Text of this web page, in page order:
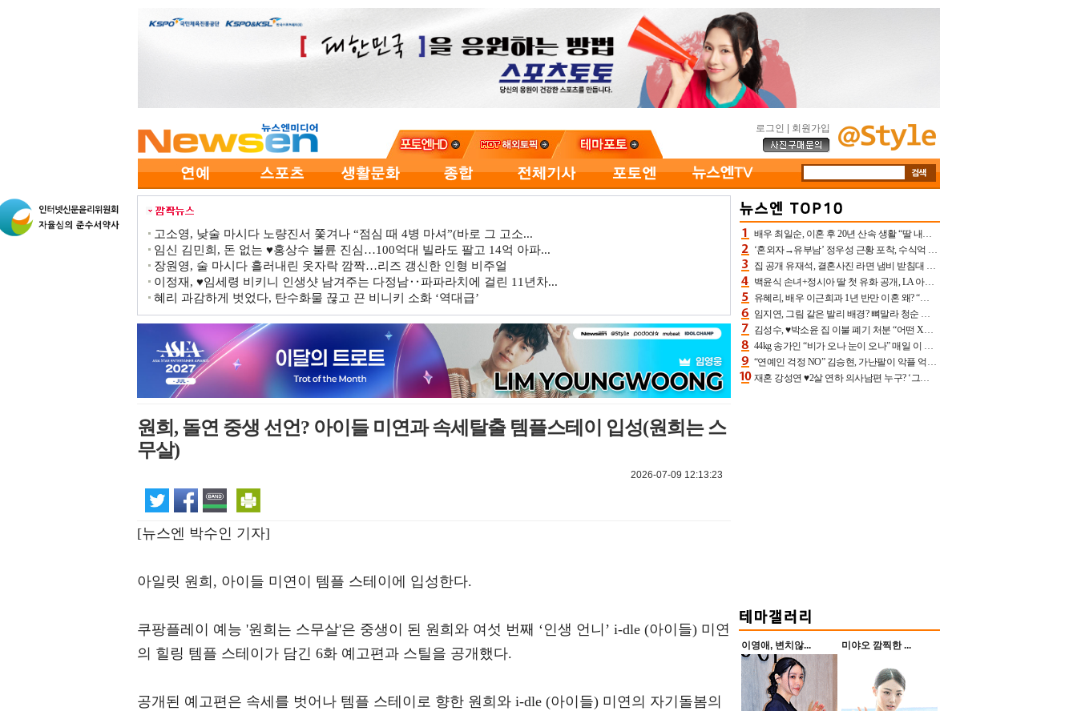
로그인 회원가입
고소영, 낮술 마시다 노량진서 쫓겨나 “점심 때 4병 마셔”(바로 그 고소...
임신 김민희, 돈 없는 ♥홍상수 불륜 진심…100억대 빌라도 팔고 14억 아파...
장원영, 술 마시다 흘러내린 옷자락 깜짝…리즈 갱신한 인형 비주얼
이정재, ♥임세령 비키니 인생샷 남겨주는 다정남‥파파라치에 걸린 11년차...
혜리 과감하게 벗었다, 탄수화물 끊고 끈 비니키 소화 ‘역대급’
원희, 돌연 중생 선언? 아이들 미연과 속세탈출 템플스테이 입성(원희는 스
무살)
2026-07-09 12:13:23
[뉴스엔 박수인 기자]
아일릿 원희, 아이들 미연이 템플 스테이에 입성한다.
쿠팡플레이 예능 '원희는 스무살'은 중생이 된 원희와 여섯 번째 ‘인생 언니’ i-dle (아이들) 미연
의 힐링 템플 스테이가 담긴 6화 예고편과 스틸을 공개했다.
공개된 예고편은 속세를 벗어나 템플 스테이로 향한 원희와 i-dle (아이들) 미연의 자기돌봄의
배우 최일순, 이혼 후 20년 산속 생활 “딸 내가 버렸다고 원망‥맘 아파”(특종)[어제TV]
‘혼외자→유부남’ 정우성 근황 포착, 수식억 해킹 피해 후배 만났다 “존경하는”
집 공개 유재석, 결혼사진 라면 냄비 받침대 되고 분노‥가족사진도 피해(놀뭐)[어제TV]
백윤식 손녀+정시아 딸 첫 유화 공개, LA 아트쇼→서울국제조각페스타 작가다운 수준급 실력
유혜리, 배우 이근희과 1년 반만 이혼 왜? “식칼 꽂고 의자 던져” 충격 폭로(특종)[어제TV]
임지연, 그림 같은 발리 배경? 뼈말라 청순 비키니 핏에 상대 안 되네
김성수, ♥박소윤 집 이불 폐기 처분 “어떤 X이랑 썼을지 몰라” 질투(신랑수업2)[어제TV]
44kg 송가인 “비가 오나 눈이 오나” 매일 이 운동, 허벅지 근육량 상승+체지방 감소
“연예인 걱정 NO” 김승현, 가난팔이 악플 억울할만‥아내+딸과 日 여행
재혼 강성연 ♥2살 연하 의사남편 누구? ‘그알’ 자문의에 훈남 비주얼 초엘리트 스펙 [종합]
이영애, 변치않... 미야오 깜찍한 ...